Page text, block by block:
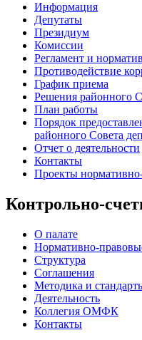
Информация
Депутаты
Президиум
Комиссии
Регламент и
Противодействие
График приема
Решения районного
План работы
Порядок
районного Совета
Отчет о деятельности
Контакты
Проекты
Контрольно-
О палате
Нормативно-
Структура
Соглашения
Методика и
Деятельность
Коллегия ОМФК
Контакты